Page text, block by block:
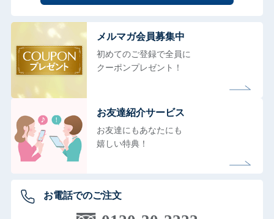
メルマガ会員募集中
初めてのご登録で全員に
クーポンプレゼント！
お友達紹介サービス
お友達にもあなたにも
嬉しい特典！
お電話でのご注文